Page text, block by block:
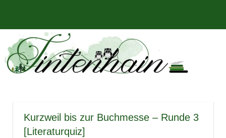
springen
Tintenhain
–
Der
Rezensionen
und
mehr
Kurzweil bis zur Buchmesse – Runde 3
[Literaturquiz]